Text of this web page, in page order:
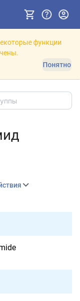
функции
Понятно